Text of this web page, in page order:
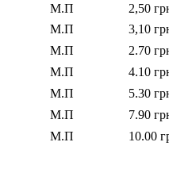
М.П
2,50
М.П
3,10
М.П
2.70
М.П
4.10
М.П
5.30
М.П
7.90
М.П 10.00